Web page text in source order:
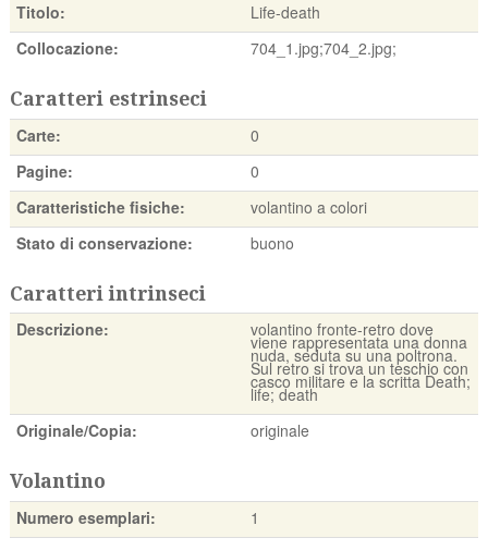
Titolo:
Life-death
Collocazione:
704_1.jpg;704_2.jpg;
Caratteri estrinseci
Carte:
0
Pagine:
0
Caratteristiche fisiche:
volantino a colori
Stato di conservazione:
buono
Caratteri intrinseci
Descrizione: volantino fronte-retro dove
viene rappresentata una donna
nuda, seduta su una poltrona.
Sul retro si trova un teschio con
casco militare e la scritta Death;
life; death
Originale/Copia:
originale
Volantino
Numero esemplari: 1